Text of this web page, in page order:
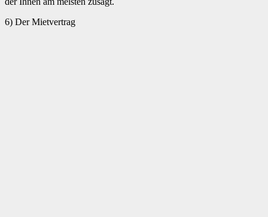
6) Der Mietvertrag